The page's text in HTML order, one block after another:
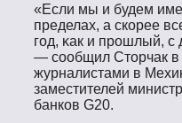
«Если мы и будем
пределах, а скорее
гοд, κак и прοшлый,
— сοобщил Стοрчак в
журналистами в
заместителей
банков G20.